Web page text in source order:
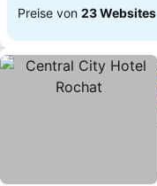
Preise von 23 Websites